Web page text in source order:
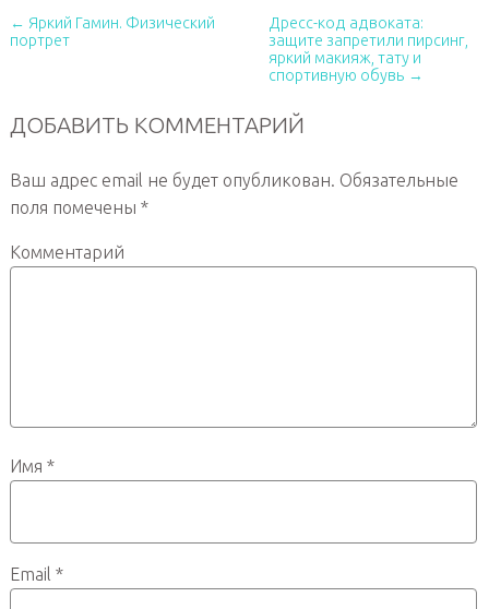
← Яркий Гамин. Физический
портрет
Дресс-код адвоката:
защите запретили пирсинг,
яркий макияж, тату и
спортивную обувь →
ДОБАВИТЬ КОММЕНТАРИЙ
Ваш адрес email не будет опубликован. Обязательные
поля помечены *
Комментарий
Имя *
Email *